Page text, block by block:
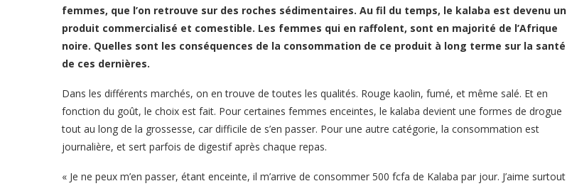
femmes, que l’on retrouve sur des roches sédimentaires. Au fil du temps, le kalaba est devenu un
produit commercialisé et comestible. Les femmes qui en raffolent, sont en majorité de l’Afrique
noire. Quelles sont les conséquences de la consommation de ce produit à long terme sur la santé
de ces dernières.
Dans les différents marchés, on en trouve de toutes les qualités. Rouge kaolin, fumé, et même salé. Et en
fonction du goût, le choix est fait. Pour certaines femmes enceintes, le kalaba devient une formes de drogue
tout au long de la grossesse, car difficile de s’en passer. Pour une autre catégorie, la consommation est
journalière, et sert parfois de digestif après chaque repas.
« Je ne peux m’en passer, étant enceinte, il m’arrive de consommer 500 fcfa de Kalaba par jour. J’aime surtout